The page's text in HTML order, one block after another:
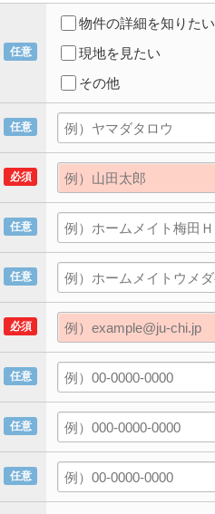
任意
物件の詳細を知りたい
現地を見たい
その他
任意
必須
任意
任意
必須
任意
任意
任意